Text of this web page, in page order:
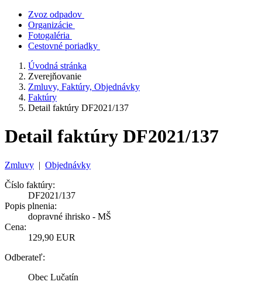
Zvoz odpadov
Organizácie
Fotogaléria
Cestovné poriadky
Úvodná stránka
Zverejňovanie
Zmluvy, Faktúry, Objednávky
Faktúry
Detail faktúry DF2021/137
Detail faktúry DF2021/137
Zmluvy | Objednávky
Číslo faktúry:
DF2021/137
Popis plnenia:
dopravné ihrisko - MŠ
Cena:
129,90 EUR
Odberateľ:
Obec Lučatín